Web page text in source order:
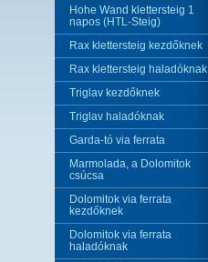
Hohe Wand klettersteig 1
napos (HTL-Steig)
Rax klettersteig kezdőknek
Rax klettersteig haladóknak
Triglav kezdőknek
Triglav haladóknak
Garda-tó via ferrata
Marmolada, a Dolomitok
csúcsa
Dolomitok via ferrata
kezdőknek
Dolomitok via ferrata
haladóknak